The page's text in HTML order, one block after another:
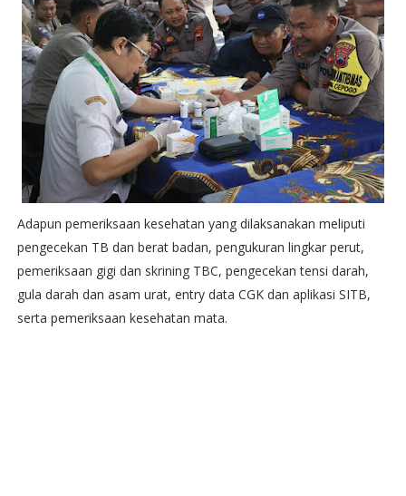
Adapun pemeriksaan kesehatan yang dilaksanakan meliputi
pengecekan TB dan berat badan, pengukuran lingkar perut,
pemeriksaan gigi dan skrining TBC, pengecekan tensi darah,
gula darah dan asam urat, entry data CGK dan aplikasi SITB,
serta pemeriksaan kesehatan mata.